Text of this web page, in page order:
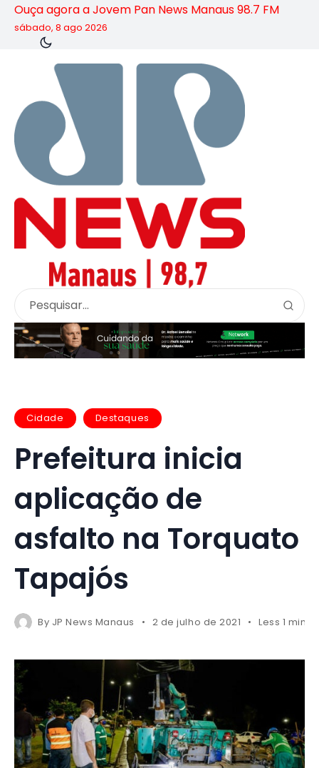
Ouça agora a Jovem Pan News Manaus 98.7 FM
sábado, 8 ago 2026
Cidade Destaques
Prefeitura inicia
aplicação de
asfalto na Torquato
Tapajós
By JP News Manaus 2 de julho de 2021 Less 1 min